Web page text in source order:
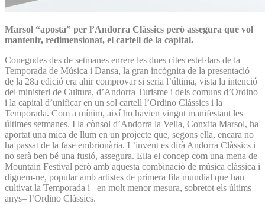
Marsol “aposta” per l’Andorra Clàssics però assegura que vol
mantenir, redimensionat, el cartell de la capital.
Conegudes des de setmanes enrere les dues cites estel·lars de la
Temporada de Música i Dansa, la gran incògnita de la presentació
de la 28a edició era ahir comprovar si seria l’última, vista la intenció
del ministeri de Cultura, d’Andorra Turisme i dels comuns d’Ordino
i la capital d’unificar en un sol cartell l’Ordino Clàssics i la
Temporada. Com a mínim, així ho havien vingut manifestant les
últimes setmanes. I la cònsol d’Andorra la Vella, Conxita Marsol, ha
aportat una mica de llum en un projecte que, segons ella, encara no
ha passat de la fase embrionària. L’invent es dirà Andorra Clàssics i
no serà ben bé una fusió, assegura. Ella el concep com una mena de
Mountain Festival però amb aquesta combinació de música clàssica i
diguem-ne, popular amb artistes de primera fila mundial que han
cultivat la Temporada i –en molt menor mesura, sobretot els últims
anys– l’Ordino Clàssics.